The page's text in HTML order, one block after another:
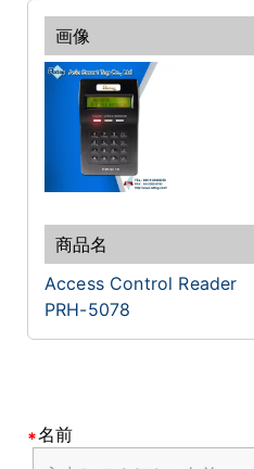
Access Control Reader
PRH-5078
名前